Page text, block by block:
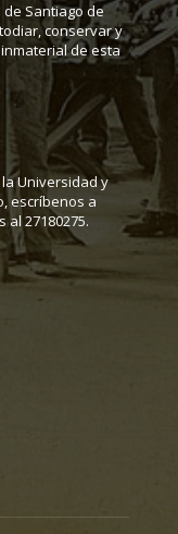
de Santiago de
conservar y
de esta
Universidad y
escríbenos a
27180275.